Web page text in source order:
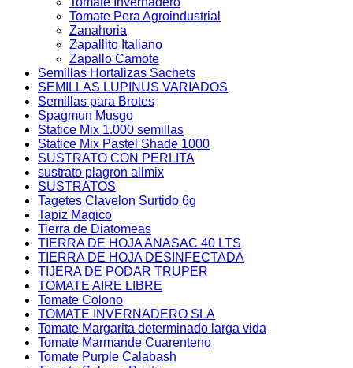
Tomate Pera Agroindustrial
Zanahoria
Zapallito Italiano
Zapallo Camote
Semillas Hortalizas Sachets
SEMILLAS LUPINUS VARIADOS
Semillas para Brotes
Spagmun Musgo
Statice Mix 1.000 semillas
Statice Mix Pastel Shade 1000
SUSTRATO CON PERLITA
sustrato plagron allmix
SUSTRATOS
Tagetes Clavelon Surtido 6g
Tapiz Magico
Tierra de Diatomeas
TIERRA DE HOJA ANASAC 40 LTS
TIERRA DE HOJA DESINFECTADA
TIJERA DE PODAR TRUPER
TOMATE AIRE LIBRE
Tomate Colono
TOMATE INVERNADERO SLA
Tomate Margarita determinado larga vida
Tomate Marmande Cuarenteno
Tomate Purple Calabash